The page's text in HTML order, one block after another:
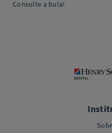
Consulte a bula!